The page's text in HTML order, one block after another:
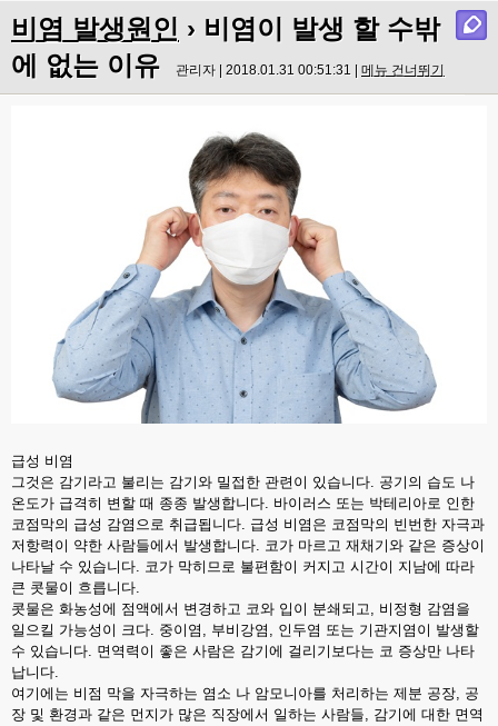
비염 발생원인 › 비염이 발생 할 수밖
에 없는 이유
관리자 | 2018.01.31 00:51:31 | 메뉴 건너뛰기
급성 비염
그것은 감기라고 불리는 감기와 밀접한 관련이 있습니다. 공기의 습도 나
온도가 급격히 변할 때 종종 발생합니다. 바이러스 또는 박테리아로 인한
코점막의 급성 감염으로 취급됩니다. 급성 비염은 코점막의 빈번한 자극과
저항력이 약한 사람들에서 발생합니다. 코가 마르고 재채기와 같은 증상이
나타날 수 있습니다. 코가 막히므로 불편함이 커지고 시간이 지남에 따라
큰 콧물이 흐릅니다.
콧물은 화농성에 점액에서 변경하고 코와 입이 분쇄되고, 비정형 감염을
일으킬 가능성이 크다. 중이염, 부비강염, 인두염 또는 기관지염이 발생할
수 있습니다. 면역력이 좋은 사람은 감기에 걸리기보다는 코 증상만 나타
납니다.
여기에는 비점 막을 자극하는 염소 나 암모니아를 처리하는 제분 공장, 공
장 및 환경과 같은 먼지가 많은 직장에서 일하는 사람들, 감기에 대한 면역